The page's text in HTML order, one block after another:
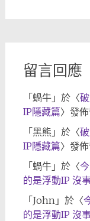
留言回應
「 蝸牛」於〈
IP隱藏篇〉發
「 黑熊 」於〈
IP隱藏篇〉發
「 蝸牛」於〈
的是浮動IP 沒
「 John」於〈
的是浮動IP 沒